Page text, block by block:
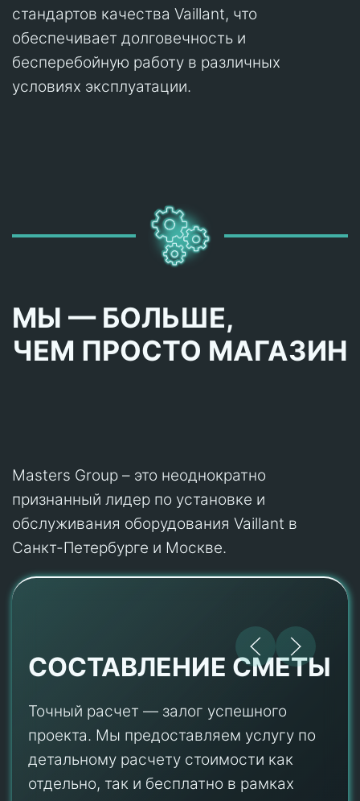
стандартов качества Vaillant, что
обеспечивает долговечность и
бесперебойную работу в различных
условиях эксплуатации.
МЫ — БОЛЬШЕ,
ЧЕМ ПРОСТО МАГАЗИН
Masters Group – это неоднократно
признанный лидер по установке и
обслуживания оборудования Vaillant в
Санкт-Петербурге и Москве.
СОСТАВЛЕНИЕ СМЕТЫ
Точный расчет — залог успешного
проекта. Мы предоставляем услугу по
детальному расчету стоимости как
отдельно, так и бесплатно в рамках